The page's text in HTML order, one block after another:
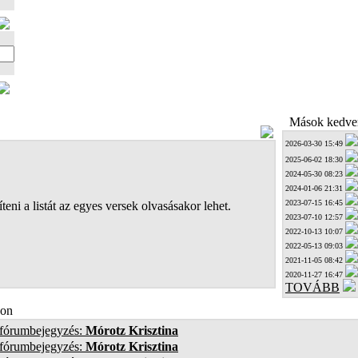
a listát az egyes versek olvasásakor lehet.
Mások
2026-03-30 15:49
2025-06-02 18:30
2024-05-30 08:23
2024-01-06 21:31
2023-07-15 16:45
2023-07-10 12:57
2022-10-13 10:07
2022-05-13 09:03
2021-11-05 08:42
2020-11-27 16:47
TOVÁBB
Mórotz Krisztina
Mórotz Krisztina